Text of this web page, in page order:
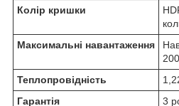
Колір кришки
Максимальні навантаження
Теплопровідність
Гарантія
3